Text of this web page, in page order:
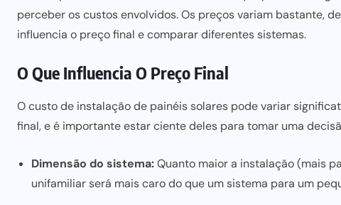
perceber os custos envolvidos. Os preços variam bastante,
influencia o preço final e comparar diferentes sistemas.
O Que Influencia O Preço Final
O custo de instalação de painéis solares pode variar
final, e é importante estar ciente deles para tomar uma
Dimensão do sistema:Quanto maior a instalação (mais
unifamiliar será mais caro do que um sistema para um